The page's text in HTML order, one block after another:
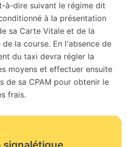
à-dire suivant le régime dit
à la présentation
sa Carte Vitale et de la
la course. En l'absence de
du taxi devra régler la
moyens et effectuer ensuite
de sa CPAM pour obtenir le
frais.